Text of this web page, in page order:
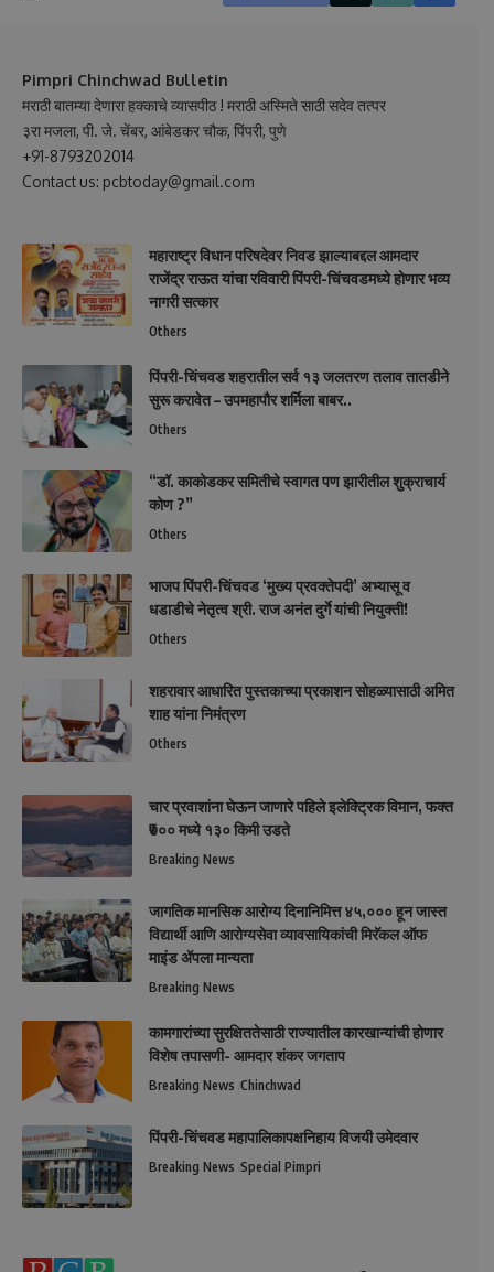
Pimpri Chinchwad Bulletin
मराठी बातम्या देणारा हक्काचे व्यासपीठ ! मराठी अस्मिते साठी सदेव तत्पर
३रा मजला, पी. जे. चेंबर, आंबेडकर चौक, पिंपरी, पुणे
+91-8793202014
Contact us: pcbtoday@gmail.com
महाराष्ट्र विधान परिषदेवर निवड झाल्याबद्दल आमदार
राजेंद्र राऊत यांचा रविवारी पिंपरी-चिंचवडमध्ये होणार भव्य
नागरी सत्कार
Others
पिंपरी-चिंचवड शहरातील सर्व १३ जलतरण तलाव तातडीने
सुरू करावेत – उपमहापौर शर्मिला बाबर..
Others
“डॉ. काकोडकर समितीचे स्वागत पण झारीतील शुक्राचार्य
कोण ?”
Others
भाजप पिंपरी-चिंचवड ‘मुख्य प्रवक्तेपदी’ अभ्यासू व
धडाडीचे नेतृत्व श्री. राज अनंत दुर्गे यांची नियुक्ती!
Others
शहरावार आधारित पुस्तकाच्या प्रकाशन सोहळ्यासाठी अमित
शाह यांना निमंत्रण
Others
चार प्रवाशांना घेऊन जाणारे पहिले इलेक्ट्रिक विमान, फक्त
₹७०० मध्ये १३० किमी उडते
Breaking News
जागतिक मानसिक आरोग्य दिनानिमित्त ४५,००० हून जास्त
विद्यार्थी आणि आरोग्यसेवा व्यावसायिकांची मिरॅकल ऑफ
माइंड ॲपला मान्यता
Breaking News
कामगारांच्या सुरक्षिततेसाठी राज्यातील कारखान्यांची होणार
विशेष तपासणी- आमदार शंकर जगताप
Breaking News Chinchwad
पिंपरी-चिंचवड महापालिकापक्षनिहाय विजयी उमेदवार
Breaking News Special Pimpri